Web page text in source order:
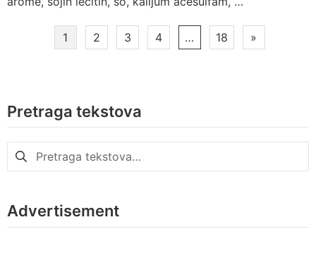
Paginacija
1 2 3 4 … 18 »
Pretraga tekstova
Pretraga
za:
Advertisement